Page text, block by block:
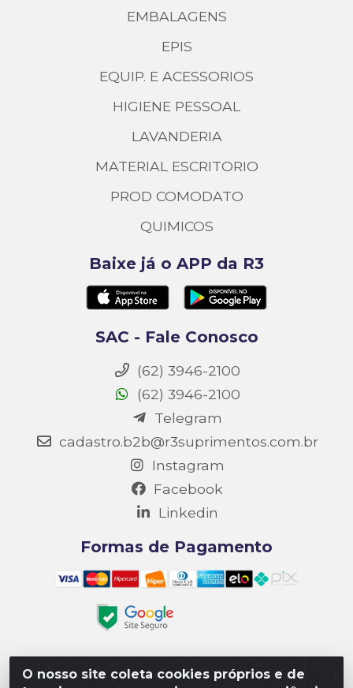
O nosso site coleta cookies próprios e de
EMBALAGENS
EPIS
EQUIP. E ACESSORIOS
HIGIENE PESSOAL
LAVANDERIA
MATERIAL ESCRITORIO
PROD COMODATO
QUIMICOS
Baixe já o APP da R3
SAC - Fale Conosco
(62) 3946-2100
(62) 3946-2100
Telegram
cadastro.b2b@r3suprimentos.com.br
Instagram
Facebook
Linkedin
Formas de Pagamento
Matriz R3 Suprimentos - Rua 14, Polo Empresarial Goiás